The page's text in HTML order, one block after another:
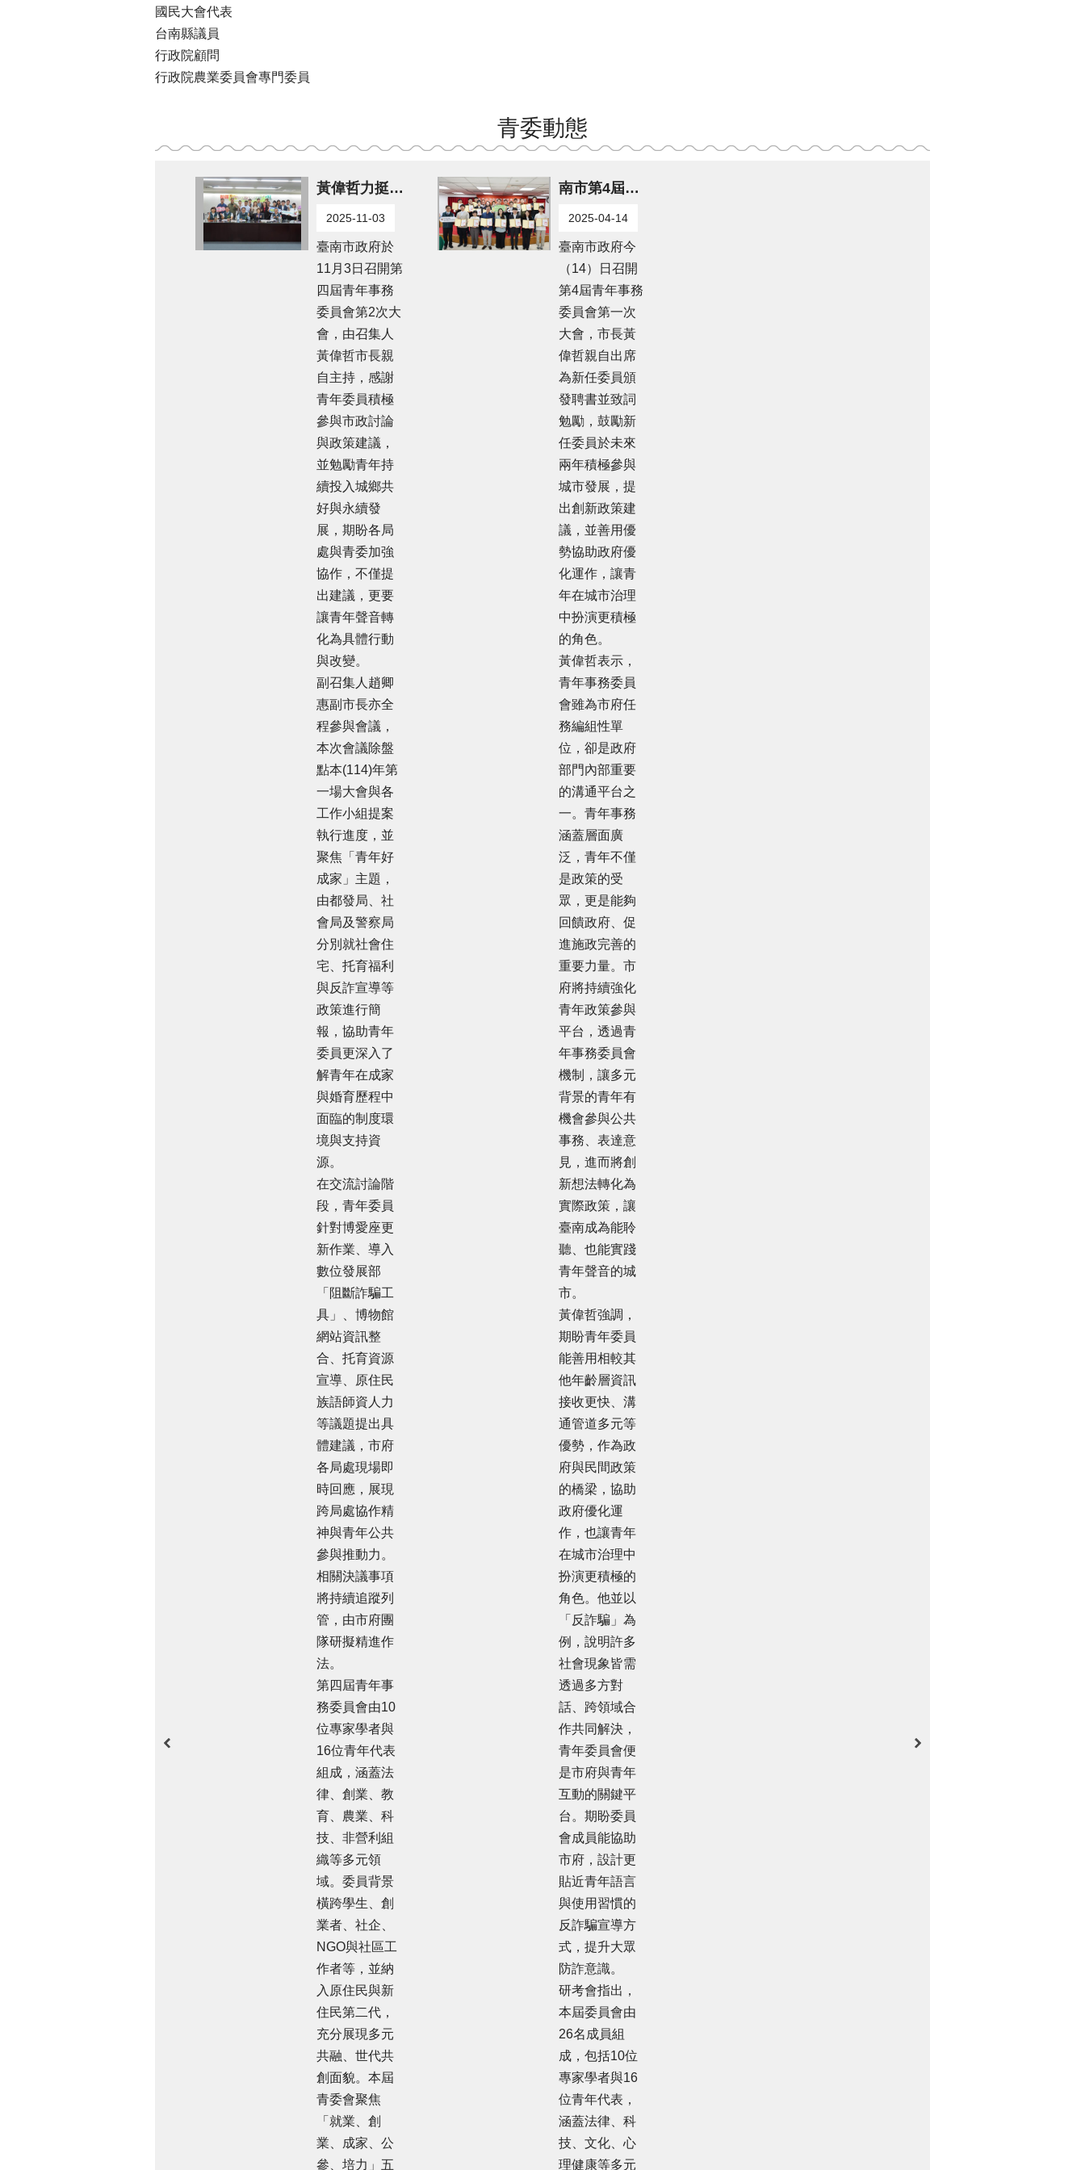
國民大會代表
台南縣議員
行政院顧問
行政院農業委員會專門委員
青委動態
黃偉哲力挺青年共創市政 多元青委為臺南注入新世代能量
2025-11-03
臺南市政府於
11月3日召開第
四屆青年事務
委員會第2次大
會，由召集人
黃偉哲市長親
自主持，感謝
青年委員積極
參與市政討論
與政策建議，
並勉勵青年持
續投入城鄉共
好與永續發
展，期盼各局
處與青委加強
協作，不僅提
出建議，更要
讓青年聲音轉
化為具體行動
與改變。
副召集人趙卿
惠副市長亦全
程參與會議，
本次會議除盤
點本(114)年第
一場大會與各
工作小組提案
執行進度，並
聚焦「青年好
成家」主題，
由都發局、社
會局及警察局
分別就社會住
宅、托育福利
與反詐宣導等
政策進行簡
報，協助青年
委員更深入了
解青年在成家
與婚育歷程中
面臨的制度環
境與支持資
源。
在交流討論階
段，青年委員
針對博愛座更
新作業、導入
數位發展部
「阻斷詐騙工
具」、博物館
網站資訊整
合、托育資源
宣導、原住民
族語師資人力
等議題提出具
體建議，市府
各局處現場即
時回應，展現
跨局處協作精
神與青年公共
參與推動力。
相關決議事項
將持續追蹤列
管，由市府團
隊研擬精進作
法。
第四屆青年事
務委員會由10
位專家學者與
16位青年代表
組成，涵蓋法
律、創業、教
育、農業、科
技、非營利組
織等多元領
域。委員背景
橫跨學生、創
業者、社企、
NGO與社區工
作者等，並納
入原住民與新
住民第二代，
充分展現多元
共融、世代共
創面貌。本屆
青委會聚焦
「就業、創
業、成家、公
參、培力」五
南市第4屆青年事務委員會成立 黃偉哲盼青年善用自身特質強化城市發展
2025-04-14
臺南市政府今
（14）日召開
第4屆青年事務
委員會第一次
大會，市長黃
偉哲親自出席
為新任委員頒
發聘書並致詞
勉勵，鼓勵新
任委員於未來
兩年積極參與
城市發展，提
出創新政策建
議，並善用優
勢協助政府優
化運作，讓青
年在城市治理
中扮演更積極
的角色。
黃偉哲表示，
青年事務委員
會雖為市府任
務編組性單
位，卻是政府
部門內部重要
的溝通平台之
一。青年事務
涵蓋層面廣
泛，青年不僅
是政策的受
眾，更是能夠
回饋政府、促
進施政完善的
重要力量。市
府將持續強化
青年政策參與
平台，透過青
年事務委員會
機制，讓多元
背景的青年有
機會參與公共
事務、表達意
見，進而將創
新想法轉化為
實際政策，讓
臺南成為能聆
聽、也能實踐
青年聲音的城
市。
黃偉哲強調，
期盼青年委員
能善用相較其
他年齡層資訊
接收更快、溝
通管道多元等
優勢，作為政
府與民間政策
的橋梁，協助
政府優化運
作，也讓青年
在城市治理中
扮演更積極的
角色。他並以
「反詐騙」為
例，說明許多
社會現象皆需
透過多方對
話、跨領域合
作共同解決，
青年委員會便
是市府與青年
互動的關鍵平
台。期盼委員
會成員能協助
市府，設計更
貼近青年語言
與使用習慣的
反詐騙宣導方
式，提升大眾
防詐意識。
研考會指出，
本屆委員會由
26名成員組
成，包括10位
專家學者與16
位青年代表，
涵蓋法律、科
技、文化、心
理健康等多元